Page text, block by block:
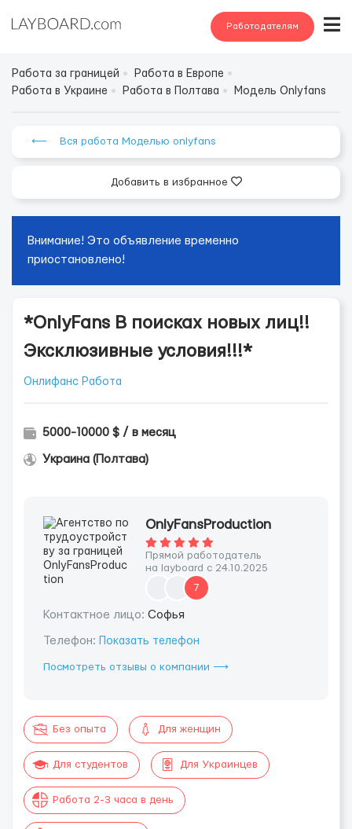
Работодателям
Работа за границей
Работа в Европе
Работа в Украине
Работа в Полтава Модель Onlyfans
⟵ Вся работа Моделью onlyfans
Добавить в избранное
Внимание! Это объявление временно
приостановлено!
*OnlyFans В поисках новых лиц!!
Эксклюзивные условия!!!*
Онлифанс Работа
5000-10000 $ / в месяц
Украина (Полтава)
OnlyFansProduction
Прямой работодатель
на layboard с 24.10.2025
7
Контактное лицо: Софья
Телефон: Показать телефон
Посмотреть отзывы о компании ⟶
Без опыта Для женщин
Для студентов Для Украинцев
Работа 2-3 часа в день